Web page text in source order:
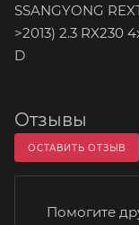
SSANGYONG
>2013) 2.3 RX230
D
Отзывы
ОСТАВИТЬ ОТЗЫВ
Помогите